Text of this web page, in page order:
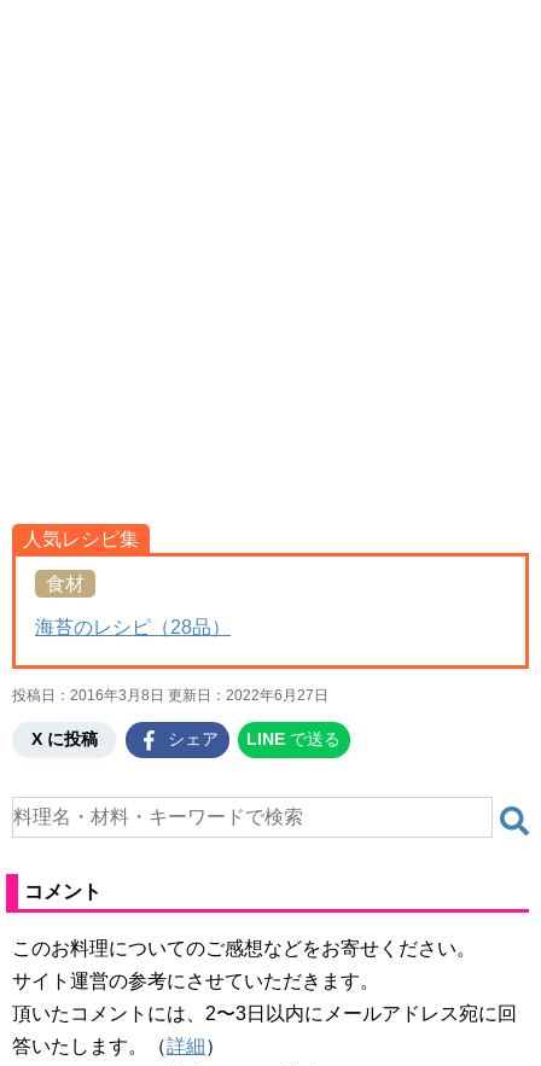
人気レシピ集
食材
海苔のレシピ（28品）
投稿日：2016年3月8日 更新日： 2022年6月27日
X に投稿 シェア LINE で送る
コメント
このお料理についてのご感想などをお寄せください。
サイト運営の参考にさせていただきます。
頂いたコメントには、2〜3日以内にメールアドレス宛に回
答いたします。（詳細）